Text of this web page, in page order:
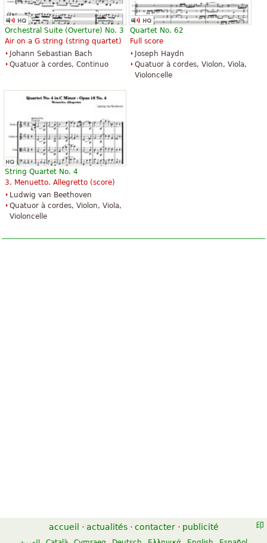
3,44 €
Organ
Alfred Music Publishing
3,44 €
Piano Solo, Easy Piano
Alfred Music Publishing
3,44 €
Easy Guitar
Santorella Publications
Alfred Music Publishing
Orchestral Suite (Overture) No. 3
Air on a G string (string quartet)
Johann Sebastian Bach
Quatuor à cordes, Continuo
Quartet No. 62
Full score
Joseph Haydn
Quatuor à cordes, Violon, Viola,
Violoncelle
String Quartet No. 4
3. Menuetto. Allegretto (score)
Ludwig van Beethoven
Quatuor à cordes, Violon, Viola,
Violoncelle
accueil · actualités · contacter · publicité